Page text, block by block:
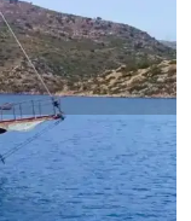
Neues Boot
Coves of